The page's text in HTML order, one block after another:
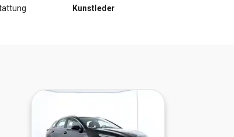
Kunstleder